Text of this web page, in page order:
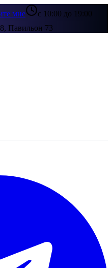
мне
с 10:00 до 19:00
Павильон 73